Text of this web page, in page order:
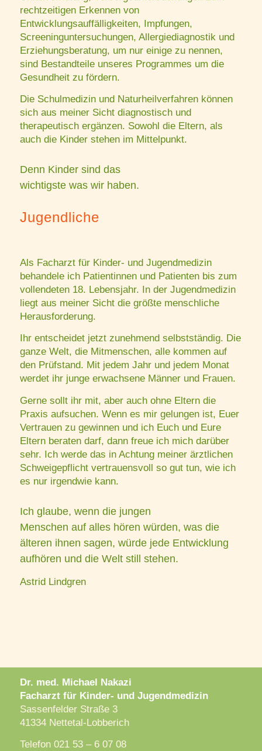
rechtzeitigen Erkennen von
Entwicklungsauffälligkeiten, Impfungen,
Screeninguntersuchungen, Allergiediagnostik und
Erziehungsberatung, um nur einige zu nennen,
sind Bestandteile unseres Programmes um die
Gesundheit zu fördern.
Die Schulmedizin und Naturheilverfahren können
sich aus meiner Sicht diagnostisch und
therapeutisch ergänzen. Sowohl die Eltern, als
auch die Kinder stehen im Mittelpunkt.
Denn Kinder sind das
wichtigste was wir haben.
Jugendliche
Als Facharzt für Kinder- und Jugendmedizin
behandele ich Patientinnen und Patienten bis zum
vollendeten 18. Lebensjahr. In der Jugendmedizin
liegt aus meiner Sicht die größte menschliche
Herausforderung.
Ihr entscheidet jetzt zunehmend selbstständig. Die
ganze Welt, die Mitmenschen, alle kommen auf
den Prüfstand. Mit jedem Jahr und jedem Monat
werdet ihr junge erwachsene Männer und Frauen.
Gerne sollt ihr mit, aber auch ohne Eltern die
Praxis aufsuchen. Wenn es mir gelungen ist, Euer
Vertrauen zu gewinnen und ich Euch und Eure
Eltern beraten darf, dann freue ich mich darüber
sehr. Ich werde das in Achtung meiner ärztlichen
Schweigepflicht vertrauensvoll so gut tun, wie ich
es nur irgendwie kann.
Ich glaube, wenn die jungen
Menschen auf alles hören würden, was die
älteren ihnen sagen, würde jede Entwicklung
aufhören und die Welt still stehen.
Astrid Lindgren
Dr. med. Michael Nakazi
Facharzt für Kinder- und Jugendmedizin
Sassenfelder Straße 3
41334 Nettetal-Lobberich
Telefon 021 53 – 6 07 08